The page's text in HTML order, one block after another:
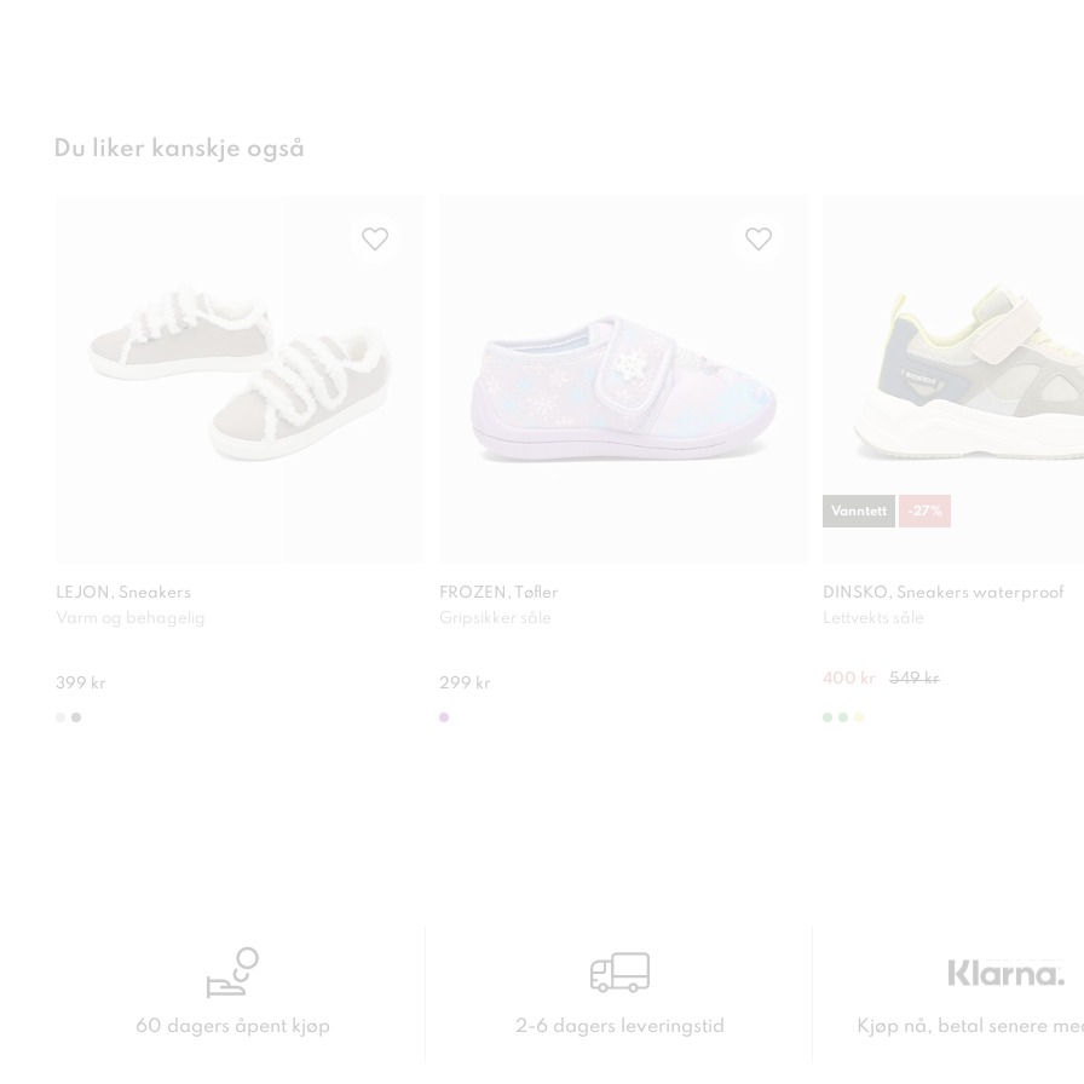
Du liker kanskje også
LEJON, Sneakers
Varm og behagelig
399 kr
FROZEN, Tøfler
Gripsikker såle
299 kr
DINSKO, Sneakers waterproof
Lettvekts såle
400 kr 549 kr
Vanntett -27%
60 dagers åpent kjøp 2-6 dagers leveringstid Kjøp nå, betal senere